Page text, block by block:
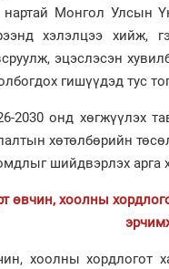
нартай Монгол Улсын
хэлэлцээ хийж,
эцэслэсэн
гишүүдэд тус
2030 онд хөгжүүлэх
хөтөлбөрийн
шийдвэрлэх арга
өвчин, хоолны
хоолны хордлогот